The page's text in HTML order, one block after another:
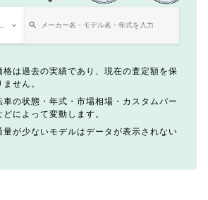
格は過去の実績であり、現在の査定額を保
せん。
車の状態・年式・市場相場・カスタムパー
によって変動します。
量が少ないモデルはデータが表示されない